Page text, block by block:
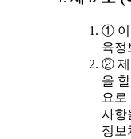
① 이
육정
② 제
을
요로
사항
정보